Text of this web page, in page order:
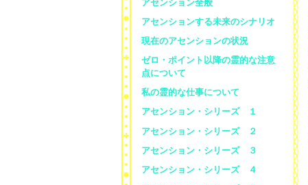
アセンション全般
アセンションする未来のシナリオ
現在のアセンションの状況
ゼロ・ポイント以降の霊的な注意
点について
私の霊的な仕事について
アセンション・シリーズ １
アセンション・シリーズ ２
アセンション・シリーズ ３
アセンション・シリーズ ４